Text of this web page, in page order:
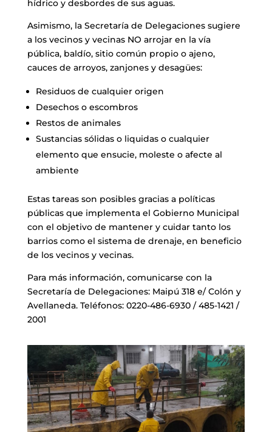
hídrico y desbordes de sus aguas.
Asimismo, la Secretaría de Delegaciones sugiere
a los vecinos y vecinas NO arrojar en la vía
pública, baldío, sitio común propio o ajeno,
cauces de arroyos, zanjones y desagües:
Residuos de cualquier origen
Desechos o escombros
Restos de animales
Sustancias sólidas o liquidas o cualquier
elemento que ensucie, moleste o afecte al
ambiente
Estas tareas son posibles gracias a políticas
públicas que implementa el Gobierno Municipal
con el objetivo de mantener y cuidar tanto los
barrios como el sistema de drenaje, en beneficio
de los vecinos y vecinas.
Para más información, comunicarse con la
Secretaría de Delegaciones: Maipú 318 e/ Colón y
Avellaneda. Teléfonos: 0220-486-6930 / 485-1421 /
2001